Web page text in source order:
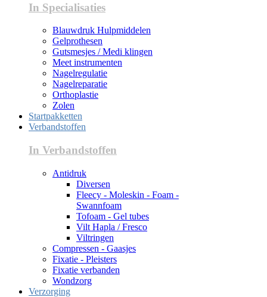
In Specialisaties
Blauwdruk Hulpmiddelen
Gelprothesen
Gutsmesjes / Medi klingen
Meet instrumenten
Nagelregulatie
Nagelreparatie
Orthoplastie
Zolen
Startpakketten
Verbandstoffen
In Verbandstoffen
Antidruk
Diversen
Fleecy - Moleskin - Foam -
Swannfoam
Tofoam - Gel tubes
Vilt Hapla / Fresco
Viltringen
Compressen - Gaasjes
Fixatie - Pleisters
Fixatie verbanden
Wondzorg
Verzorging